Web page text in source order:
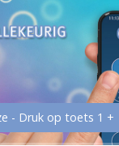
- Druk op toets 1 +